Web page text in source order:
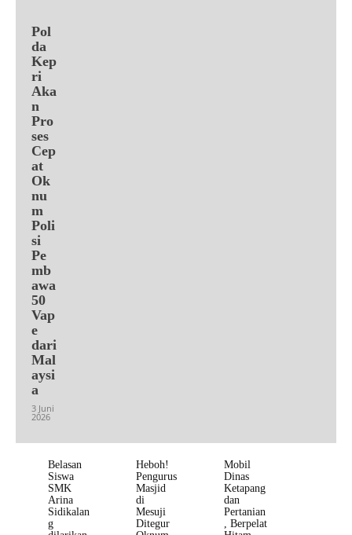
Pol
da
Kep
ri
Aka
n
Pro
ses
Cep
at
Ok
nu
m
Poli
si
Pe
mb
awa
50
Vap
e
dari
Mal
aysi
a
3 Juni
2026
Belasan
Siswa
SMK
Arina
Sidikalan
g
Heboh!
Pengurus
Masjid
di
Mesuji
Ditegur
Mobil
Dinas
Ketapang
dan
Pertanian
, Berpelat